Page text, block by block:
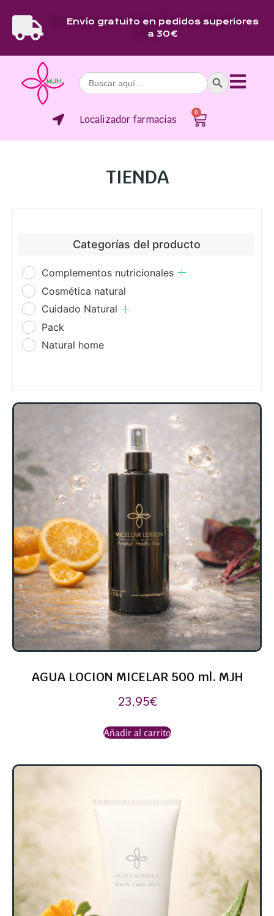
Envío gratuito en pedidos superiores
a 30€
Buscar: Botón de
Localizador farmacias
0
TIENDA
Categorías del producto
Complementos nutricionales
Cosmética natural
Cuidado Natural
Pack
Natural home
AGUA LOCION MICELAR 500 ml. MJH
23,95€
Añadir al carrito